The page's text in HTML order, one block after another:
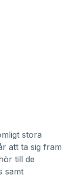
stora
att ta sig fram
till de
samt